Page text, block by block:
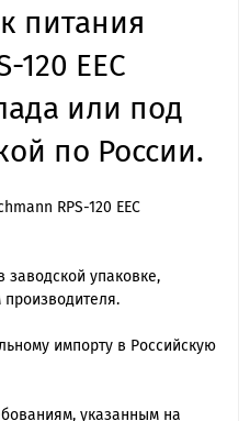
питания
120 EEC
или под
по России.
RPS-120 EEC
заводской упаковке,
производителя.
импорту в Российскую
указанным на